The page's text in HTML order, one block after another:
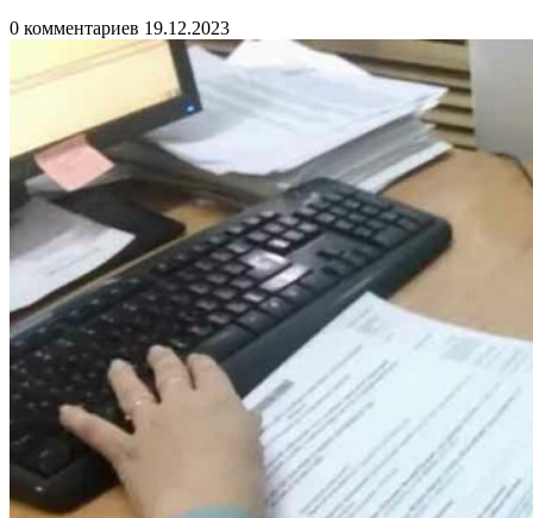
0 комментариев 19.12.2023